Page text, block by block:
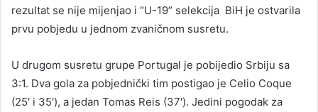
rezultat se nije mijenjao i “U-19” selekcija BiH je ostvarila
prvu pobjedu u jednom zvaničnom susretu.
U drugom susretu grupe Portugal je pobijedio Srbiju sa
3:1. Dva gola za pobjednički tim postigao je Celio Coque
(25′ i 35′), a jedan Tomas Reis (37′). Jedini pogodak za